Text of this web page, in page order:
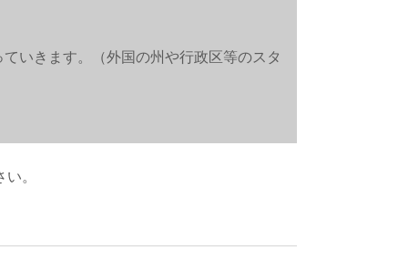
いきます。（外国の州や行政区等のスタ
。